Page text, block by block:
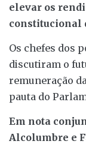
elevar os
constitucional
Os chefes dos
discutiram o
remuneração
pauta do
Em nota
Alcolumbre e